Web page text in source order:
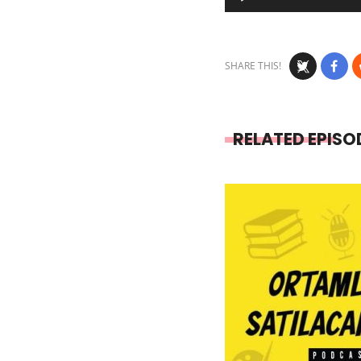
Player
SHARE THIS!
RELATED